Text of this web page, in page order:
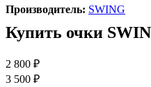
Производитель: SWING
Купить очки
2 800 ₽
3 500 ₽